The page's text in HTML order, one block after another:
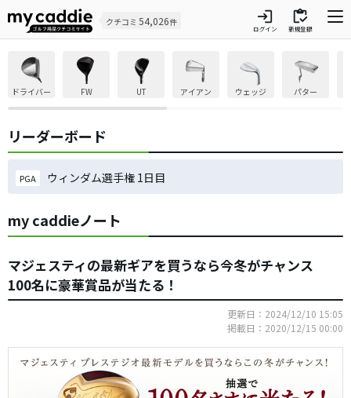
クチコミ 54,026件 login
ログイン
inventory
新規登録
ドライバー FW UT アイアン ウェッジ パター
リーダーボード
PGA ウィンダム選手権 1日目
my caddieノート
マジェスティの最新ギアを買うなら今冬がチャンス
100名に豪華賞品が当たる！
更新日：2024/12/10 15:05
掲載日：2020/12/15 00:00